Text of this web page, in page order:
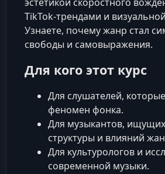
TikTok‑трендами и
Узнаете, почему жанр стал
свободы и самовыражения.
Для кого этот курс
Для слушателей,
феномен фонка.
Для музыкантов,
структуры и влияний
Для культурологов и
современной музыки.